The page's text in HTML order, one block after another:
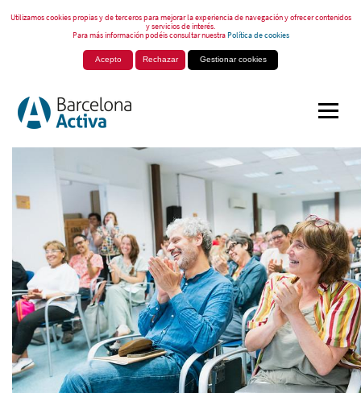
Utilizamos cookies propias y de terceros para mejorar la experiencia de navegación y ofrecer contenidos
y servicios de interés.
Para más información podéis consultar nuestraPolítica de cookies
Acepto Rechazar Gestionar cookies